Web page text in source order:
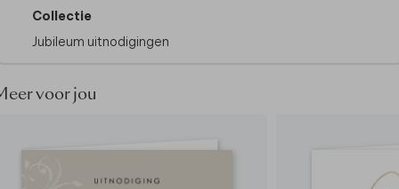
Dit product maakt deel uit van
Collectie
Jubileum uitnodigingen
voor jou